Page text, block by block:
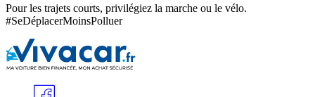
Pour les trajets courts, privilégiez la marche ou le vélo.
#SeDéplacerMoinsPolluer